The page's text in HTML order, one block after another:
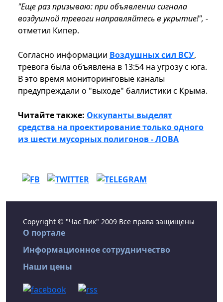
"Еще раз призываю: при объявлении сигнала
воздушной тревоги направляйтесь в укрытие!", -
отметил Кипер.
Согласно информации Воздушных сил ВСУ,
тревога была объявлена в 13:54 на угрозу с юга.
В это время мониторинговые каналы
предупреждали о "выходе" баллистики с Крыма.
Читайте также: Оккупанты выделят
средства на проектирование только одного
из шести мусорных полигонов - ЛОВА
Copyright © "Час Пик" 2009 Все права защищены
О портале
Информационное сотрудничество
Наши цены